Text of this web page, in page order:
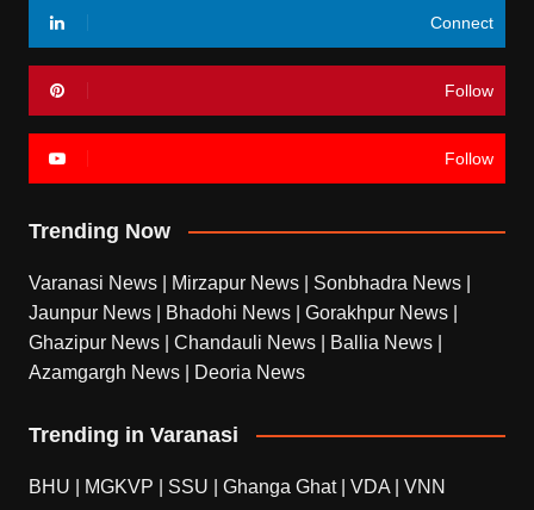
Connect
Follow
Follow
Trending Now
Varanasi News Mirzapur News Sonbhadra News
Jaunpur News
Bhadohi News Gorakhpur News
Ghazipur News
Chandauli News Ballia News
Azamgargh News
Deoria News
Trending in Varanasi
BHU MGKVP SSU Ghanga Ghat| VDA VNN